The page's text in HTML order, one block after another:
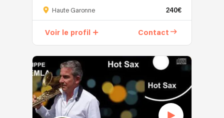
Hotel,
Petite
Plage,
Playa
Amor,
etc)
📍
Été
-
c'est
suis
DJ
Producteur
au
nord
Haute Garonne 240€
Voir le profil Contact